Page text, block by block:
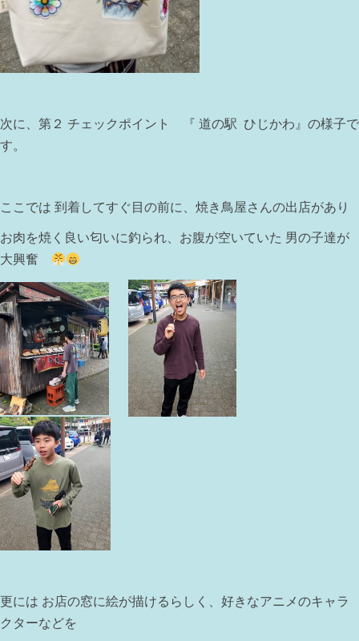
次に、第２ チェックポイント 『 道の駅 ひじかわ』の様子で
す。
ここでは 到着してすぐ目の前に、焼き鳥屋さんの出店があり
お肉を焼く良い匂いに釣られ、お腹が空いていた 男の子達が
大興奮
更には お店の窓に絵が描けるらしく、好きなアニメのキャラ
クターなどを